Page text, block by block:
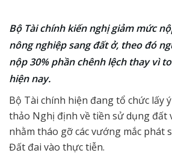
Bộ Tài chính kiến nghị giảm mức
nông nghiệp sang đất ở, theo đó
nộp 30% phần chênh lệch thay vì
hiện nay.
Bộ Tài chính hiện đang tổ chức lấy
thảo Nghị định về tiền sử dụng đất
nhằm tháo gỡ các vướng mắc phát
Đất đai vào thực tiễn.